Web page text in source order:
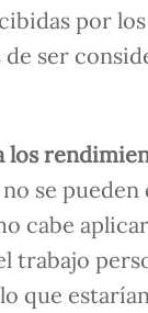
por
ser
los
se
cabe
trabajo
que